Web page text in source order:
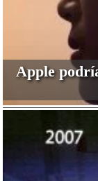
Apple